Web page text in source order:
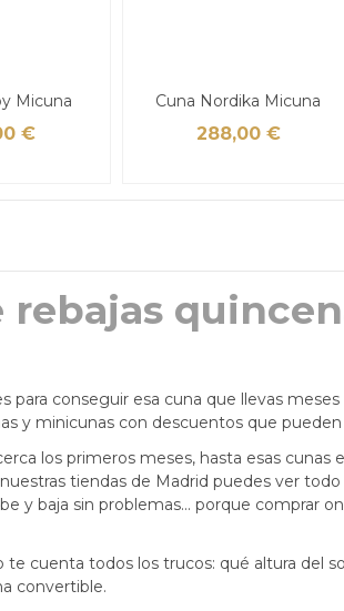
Micuna
€
Cuna Nordika Micuna
288,00 €
rebajas
para conseguir esa cuna que llevas
y minicunas con descuentos que pueden
los primeros meses, hasta esas
tiendas de Madrid puedes ver
y baja sin problemas... porque comprar
cuenta todos los trucos: qué altura del
convertible.